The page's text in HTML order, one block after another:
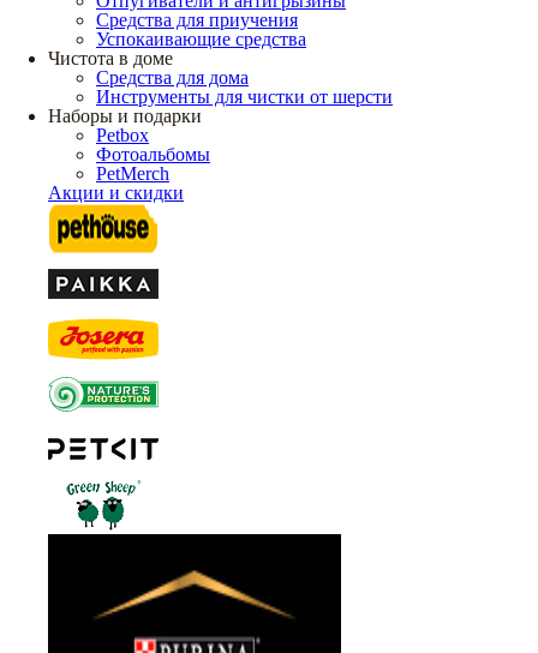
Средства для приучения
Успокаивающие средства
Чистота в доме
Средства для дома
Инструменты для чистки от шерсти
Наборы и подарки
Petbox
Фотоальбомы
PetMerch
Акции и скидки